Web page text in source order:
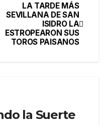
LA TARDE MÁS
SEVILLANA DE SAN
ISIDRO LA
ESTROPEARON SUS
TOROS PAISANOS
la Suerte